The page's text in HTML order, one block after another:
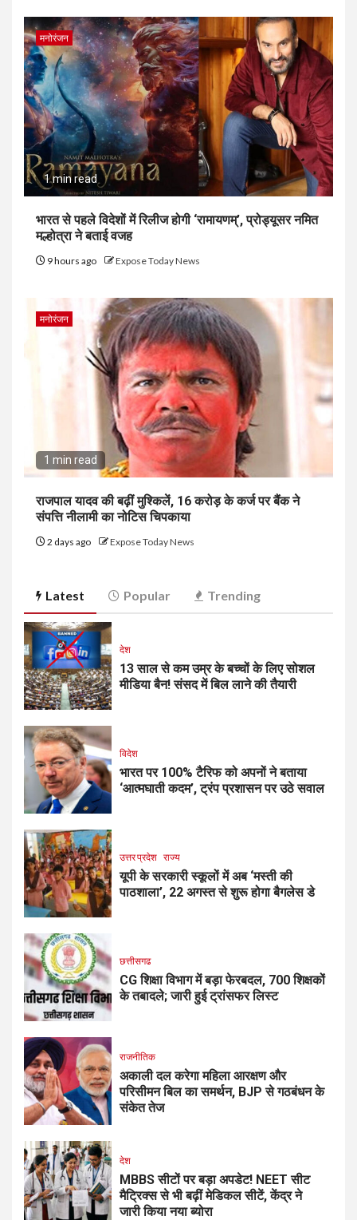
मनोरंजन
1 min read
भारत से पहले विदेशों में रिलीज होगी ‘रामायणम्’, प्रोड्यूसर नमित
मल्होत्रा ने बताई वजह
9 hours ago Expose Today News
मनोरंजन
1 min read
राजपाल यादव की बढ़ीं मुश्किलें, ₹16 करोड़ के कर्ज पर बैंक ने
संपत्ति नीलामी का नोटिस चिपकाया
2 days ago Expose Today News
Latest Popular Trending
देश
13 साल से कम उम्र के बच्चों के लिए सोशल
मीडिया बैन! संसद में बिल लाने की तैयारी
विदेश
भारत पर 100% टैरिफ को अपनों ने बताया
‘आत्मघाती कदम’, ट्रंप प्रशासन पर उठे सवाल
उत्तर प्रदेश राज्य
यूपी के सरकारी स्कूलों में अब ‘मस्ती की
पाठशाला’, 22 अगस्त से शुरू होगा बैगलेस डे
छत्तीसगढ
CG शिक्षा विभाग में बड़ा फेरबदल, 700 शिक्षकों
के तबादले; जारी हुई ट्रांसफर लिस्ट
राजनीतिक
अकाली दल करेगा महिला आरक्षण और
परिसीमन बिल का समर्थन, BJP से गठबंधन के
संकेत तेज
देश
MBBS सीटों पर बड़ा अपडेट! NEET सीट
मैट्रिक्स से भी बढ़ीं मेडिकल सीटें, केंद्र ने
जारी किया नया ब्योरा